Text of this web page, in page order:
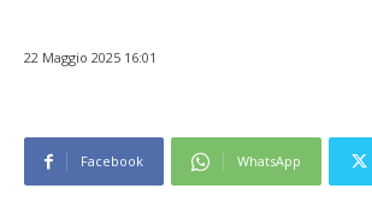
22 Maggio 2025 16:01
Facebook WhatsApp